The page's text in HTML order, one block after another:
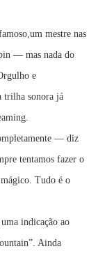
mestre nas
— mas nada do
e
trilha sonora já
— diz
tentamos fazer o
Tudo é o
indicação ao
Ainda